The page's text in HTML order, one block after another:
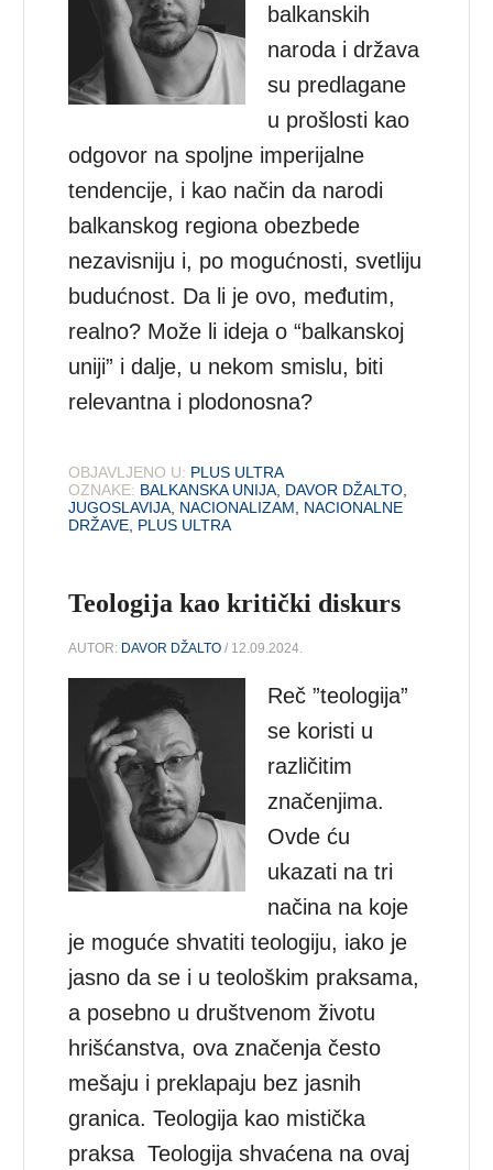
balkanskih
naroda i država
su predlagane
u prošlosti kao
odgovor na spoljne imperijalne
tendencije, i kao način da narodi
balkanskog regiona obezbede
nezavisniju i, po mogućnosti, svetliju
budućnost. Da li je ovo, međutim,
realno? Može li ideja o “balkanskoj
uniji” i dalje, u nekom smislu, biti
relevantna i plodonosna?
OBJAVLJENO U: PLUS ULTRA
OZNAKE: BALKANSKA UNIJA DAVOR DŽALTO
JUGOSLAVIJA NACIONALIZAM
NACIONALNE
DRŽAVE PLUS ULTRA
Teologija kao kritički diskurs
AUTOR: DAVOR DŽALTO / 12.09.2024.
Reč ”teologija”
se koristi u
različitim
značenjima.
Ovde ću
ukazati na tri
načina na koje
je moguće shvatiti teologiju, iako je
jasno da se i u teološkim praksama,
a posebno u društvenom životu
hrišćanstva, ova značenja često
mešaju i preklapaju bez jasnih
granica. Teologija kao mistička
praksa Teologija shvaćena na ovaj